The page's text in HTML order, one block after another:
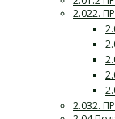
2.022.
2.032.